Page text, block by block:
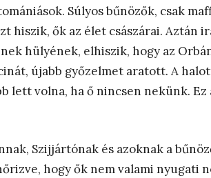
Súlyos bűnözők, csak
hiszik, ők az élet császárai. Aztán
hülyének, elhiszik, hogy az
újabb győzelmet aratott. A
lett volna, ha ő nincsen nekünk.
Szijjártónak és azoknak a
hogy ők nem valami nyugati